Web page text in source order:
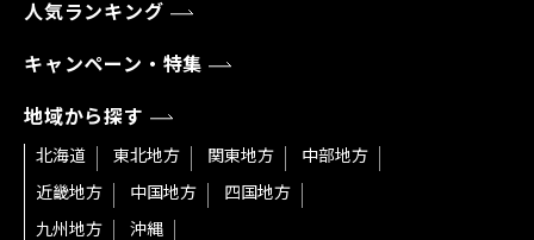
人気ランキング
キャンペーン・特集
地域から探す
北海道 東北地方 関東地方
中部地方
近畿地方
中国地方
四国地方
九州地方
沖縄